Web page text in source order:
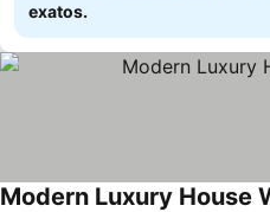
exatos.
Modern Luxury House